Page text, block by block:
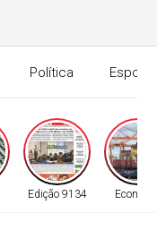
Política
Edição
Edição 9134